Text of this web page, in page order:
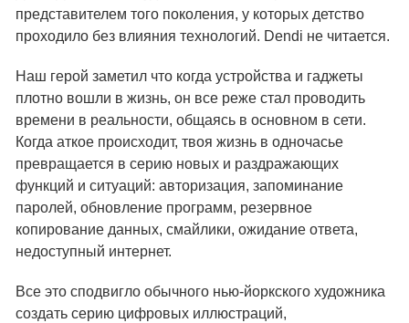
представителем того поколения, у которых детство
проходило без влияния технологий. Dendi не читается.
Наш герой заметил что когда устройства и гаджеты
плотно вошли в жизнь, он все реже стал проводить
времени в реальности, общаясь в основном в сети.
Когда аткое происходит, твоя жизнь в одночасье
превращается в серию новых и раздражающих
функций и ситуаций: авторизация, запоминание
паролей, обновление программ, резервное
копирование данных, смайлики, ожидание ответа,
недоступный интернет.
Все это сподвигло обычного нью-йоркского художника
создать серию цифровых иллюстраций,